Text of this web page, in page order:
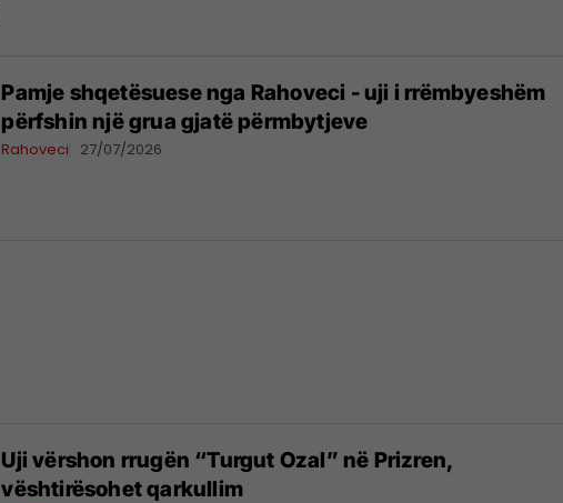
Pamje shqetësuese nga Rahoveci - uji i rrëmbyeshëm
përfshin një grua gjatë përmbytjeve
Rahoveci 27/07/2026
Uji vërshon rrugën “Turgut Ozal” në Prizren,
vështirësohet qarkullim